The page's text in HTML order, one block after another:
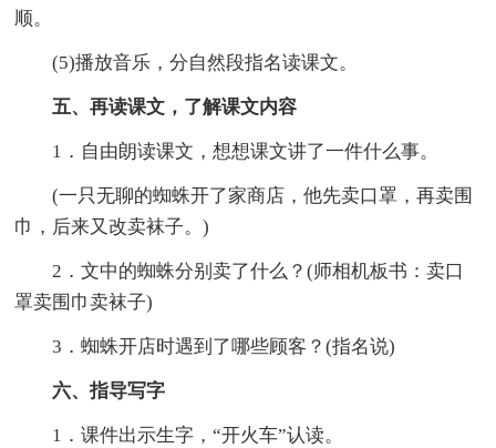
顺。
(5)播放音乐，分自然段指名读课文。
五、再读课文，了解课文内容
1．自由朗读课文，想想课文讲了一件什么事。
(一只无聊的蜘蛛开了家商店，他先卖口罩，再卖围
巾，后来又改卖袜子。)
2．文中的蜘蛛分别卖了什么？(师相机板书：卖口
罩卖围巾卖袜子)
3．蜘蛛开店时遇到了哪些顾客？(指名说)
六、指导写字
1．课件出示生字，“开火车”认读。